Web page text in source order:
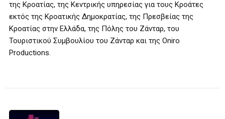
της Κροατίας, της Κεντρικής υπηρεσίας για τους Κροάτες
εκτός της Κροατικής Δημοκρατίας, της Πρεσβείας της
Κροατίας στην Ελλάδα, της Πόλης του Ζάνταρ, του
Τουριστικού Συμβουλίου του Ζάνταρ και της Oniro
Productions.